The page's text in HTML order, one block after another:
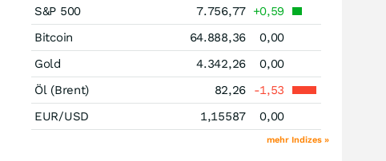
S&P 500
7.756,77 +0,59
Bitcoin
64.888,36
0,00
Gold
4.342,26
0,00
Öl (Brent)
82,26
-1,53
EUR/USD
1,15587 0,00
mehr Indizes »